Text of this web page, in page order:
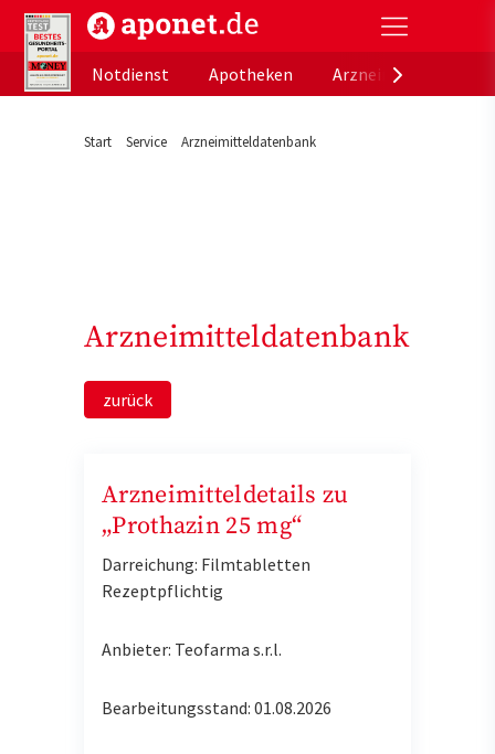
aponet.de - Das offizielle Gesundheitsportal der
Notdienst
Apotheken
Start Service Arzneimitteldatenbank
Arzneimitteldatenbank
zurück
Arzneimitteldetails zu
„Prothazin 25 mg“
Darreichung: Filmtabletten
Rezeptpflichtig
Anbieter: Teofarma s.r.l.
Bearbeitungsstand: 01.08.2026